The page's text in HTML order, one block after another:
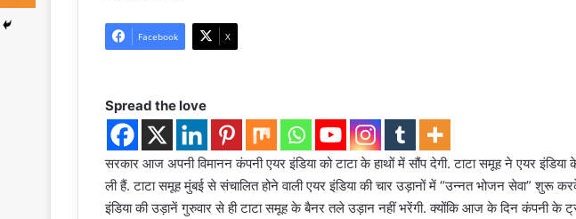
Facebook X
Spread the love
सरकार आज अपनी विमानन कंपनी एयर इंडिया को टाटा के हाथों में सौंप देगी. टाटा समूह ने एयर इंडिया
ली हैं. टाटा समूह मुंबई से संचालित होने वाली एयर इंडिया की चार उड़ानों में “उन्नत भोजन सेवा” शुरू
इंडिया की उड़ानें गुरुवार से ही टाटा समूह के बैनर तले उड़ान नहीं भरेंगी. क्योंकि आज के दिन कंपनी के